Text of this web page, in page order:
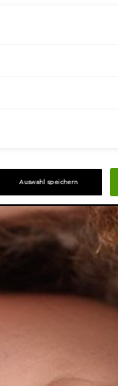
Auswahl speichern